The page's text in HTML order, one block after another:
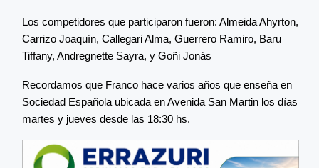
Los competidores que participaron fueron: Almeida Ahyrton,
Carrizo Joaquín, Callegari Alma, Guerrero Ramiro, Baru
Tiffany, Andregnette Sayra, y Goñi Jonás
Recordamos que Franco hace varios años que enseña en
Sociedad Española ubicada en Avenida San Martin los días
martes y jueves desde las 18:30 hs.